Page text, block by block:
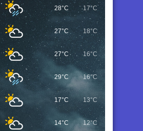
28°C 17°C
27°C 18°C
27°C 16°C
29°C 16°C
17°C 13°C
14°C 12°C